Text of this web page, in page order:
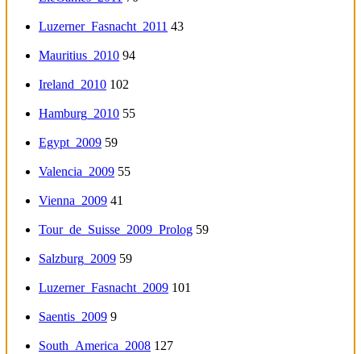
Luzerner_Fasnacht_2011 43
Mauritius_2010 94
Ireland_2010 102
Hamburg_2010 55
Egypt_2009 59
Valencia_2009 55
Vienna_2009 41
Tour_de_Suisse_2009_Prolog 59
Salzburg_2009 59
Luzerner_Fasnacht_2009 101
Saentis_2009 9
South_America_2008 127